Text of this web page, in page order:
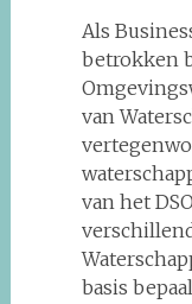
Als
betrokken
van
van het
basis